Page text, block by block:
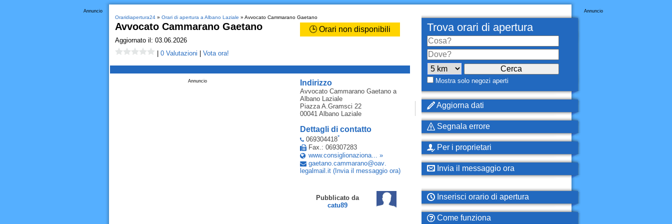
Annuncio
Oraridiapertura24» Orari di apertura a Albano Laziale » Avvocato Cammarano Gaetano
Avvocato Cammarano Gaetano 🕒 Orari non disponibili
Aggiornato il: 03.06.2026
0 Valutazioni Vota ora!
Indirizzo
Avvocato Cammarano Gaetanoa
Albano Laziale
Piazza A.Gramsci 22
00041 Albano Laziale
Dettagli di contatto
069304418*
Fax.: 069307283
www.consiglionaziona... »
gaetano.cammarano@oav.
legalmail .it (Invia il messaggio ora)
Pubblicato da
catu89
Annuncio
Annuncio
Trova orari di apertura
Mostra solo negozi aperti
Aggiorna dati
Segnala errore
Per i proprietari
Invia il messaggio ora
Inserisci orario di apertura
Come funziona